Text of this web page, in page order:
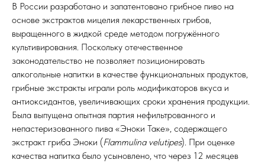
В России разработано и запатентовано грибное пиво на
основе экстрактов мицелия лекарственных грибов,
выращенного в жидкой среде методом погружённого
культивирования. Поскольку отечественное
законодательство не позволяет позиционировать
алкогольные напитки в качестве функциональных продуктов,
грибные экстракты играли роль модификаторов вкуса и
антиоксидантов, увеличивающих сроки хранения продукции.
Была выпущена опытная партия нефильтрованного и
непастеризованного пива «Эноки Таке», содержащего
экстракт гриба Эноки (Flammulina velutipes). При оценке
качества напитка было усыновлено, что через 12 месяцев